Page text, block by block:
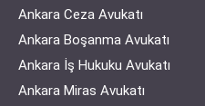
Ankara Ceza Avukatı
Ankara Boşanma Avukatı
Ankara İş Hukuku Avukatı
Ankara Miras Avukatı